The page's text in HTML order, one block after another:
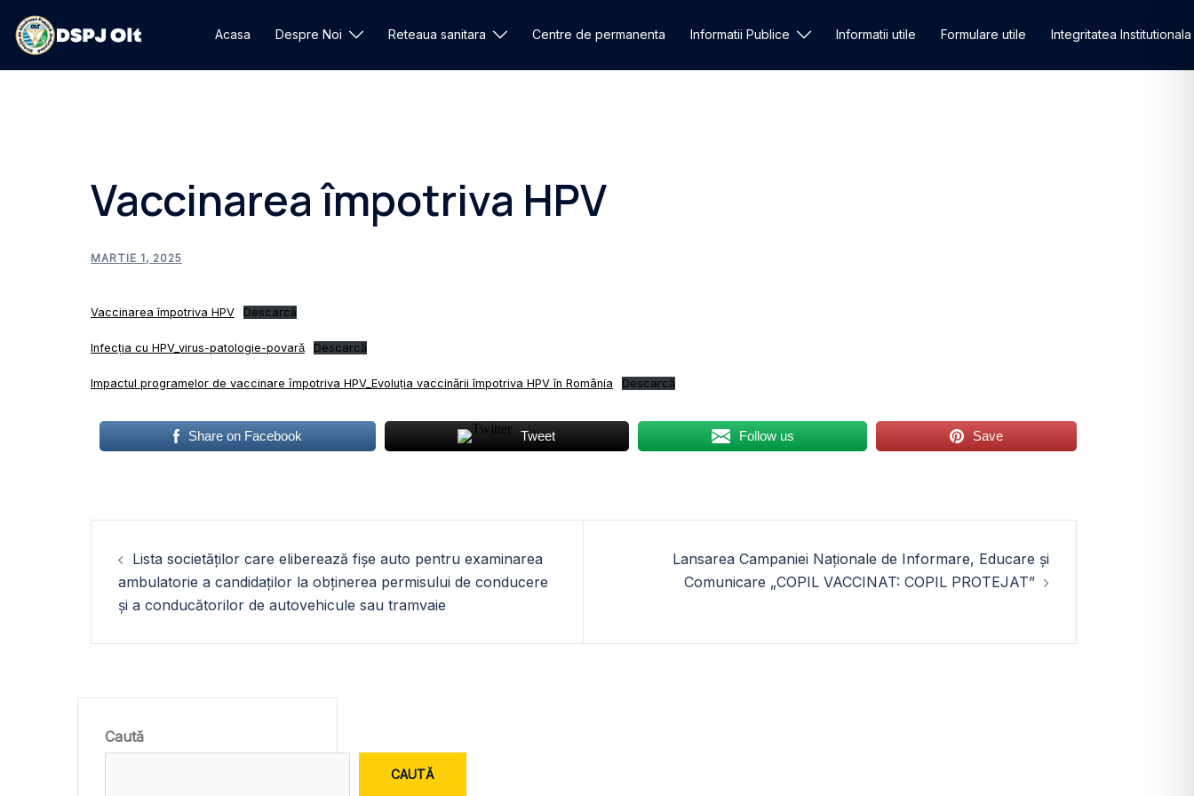
conținut
Acasa Despre Noi Reteaua sanitara Centre de permanenta Informatii Publice Informatii utile Formulare utile Integritatea Institutionala
Vaccinarea împotriva HPV
MARTIE 1, 2025
Vaccinarea împotriva HPV Descarcă
Infecția cu HPV_virus-patologie-povară Descarcă
Impactul programelor de vaccinare ȋmpotriva HPV_Evoluția vaccinării împotriva HPV în România Descarcă
Share on Facebook Tweet Follow us Save
Navigare
în
articole
Lista societăților care eliberează fișe auto pentru examinarea
ambulatorie a candidaților la obținerea permisului de conducere
și a conducătorilor de autovehicule sau tramvaie
Lansarea Campaniei Naționale de Informare, Educare și
Comunicare „COPIL VACCINAT: COPIL PROTEJAT”
Caută
CAUTĂ